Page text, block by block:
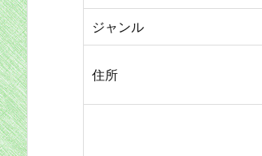
ジャンル
住所